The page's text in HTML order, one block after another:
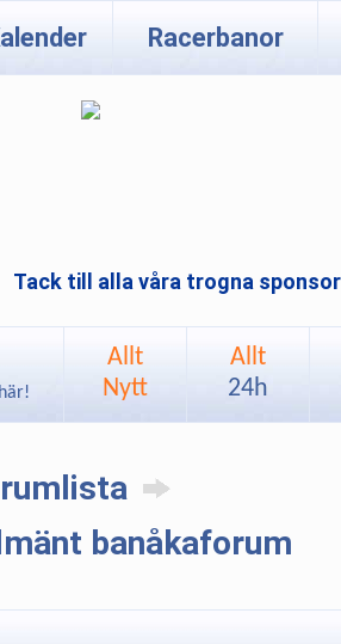
Racerbanor
Tack till alla våra trogna
Allt
Nytt
Allt
24h
banåkaforum